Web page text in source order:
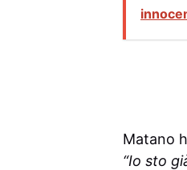
Matano
“Io sto